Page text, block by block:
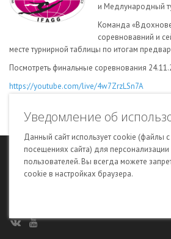
Уведомление об
Данный сайт использует cookie (файлы
посещениях сайта) для
пользователей. Вы всегда можете
cookie в настройках браузера.
и Медлународный
Команда
соревновавний и
месте турнирной таблицы по итогам
Посмотреть финальные соревнования
https://youtube.com/live/4w7ZrzLSn7A
Смотрим и поддерживаем! Идет борьба за
© 2018–2025 Общественная организация
федерация эстетической гимнастики»
Сетевые